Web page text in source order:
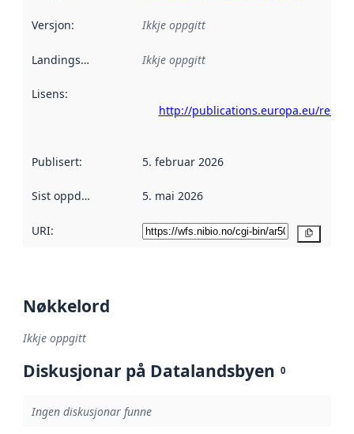
Versjon: Ikkje oppgitt
Landingsside Ikkje oppgitt
Lisens:
http://publications.europa.eu/
Publisert: 5. februar 2026
Sist oppdatert 5. mai 2026
URI:
Nøkkelord
Ikkje oppgitt
Diskusjonar på Datalandsbyen 0
Ingen diskusjonar funne